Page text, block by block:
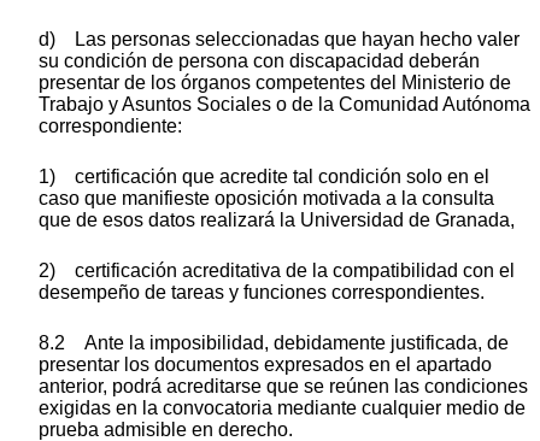
d) Las personas seleccionadas que hayan hecho valer
su condición de persona con discapacidad deberán
presentar de los órganos competentes del Ministerio de
Trabajo y Asuntos Sociales o de la Comunidad Autónoma
correspondiente:
1) certificación que acredite tal condición solo en el
caso que manifieste oposición motivada a la consulta
que de esos datos realizará la Universidad de Granada,
2) certificación acreditativa de la compatibilidad con el
desempeño de tareas y funciones correspondientes.
8.2 Ante la imposibilidad, debidamente justificada, de
presentar los documentos expresados en el apartado
anterior, podrá acreditarse que se reúnen las condiciones
exigidas en la convocatoria mediante cualquier medio de
prueba admisible en derecho.